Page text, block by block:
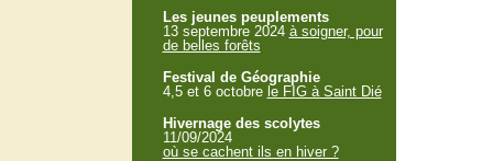
Les jeunes peuplements
13 septembre 2024 à soigner, pour
de belles forêts
Festival de Géographie
4,5 et 6 octobre le FIG à Saint Dié
Hivernage des scolytes
11/09/2024
où se cachent ils en hiver ?